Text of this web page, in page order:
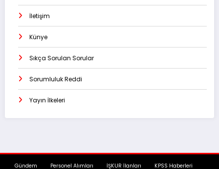
İletişim
Künye
Sıkça Sorulan Sorular
Sorumluluk Reddi
Yayın İlkeleri
Gündem Personel Alımları İŞKUR İlanları KPSS Haberleri